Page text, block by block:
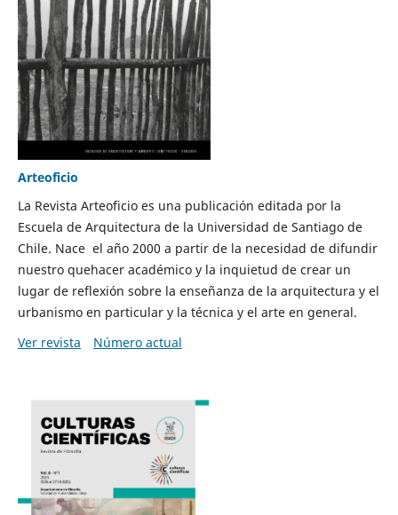
Arteoficio
La Revista Arteoficio es una publicación editada por la
Escuela de Arquitectura de la Universidad de Santiago de
Chile. Nace el año 2000 a partir de la necesidad de difundir
nuestro quehacer académico y la inquietud de crear un
lugar de reflexión sobre la enseñanza de la arquitectura y el
urbanismo en particular y la técnica y el arte en general.
Ver revista
Número actual